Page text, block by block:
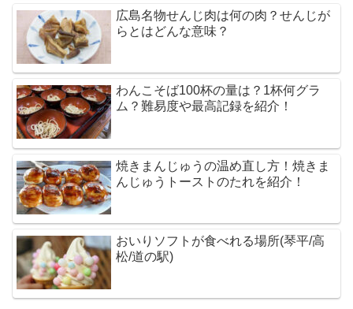
広島名物せんじ肉は何の肉？せんじが
らとはどんな意味？
わんこそば100杯の量は？1杯何グラ
ム？難易度や最高記録を紹介！
焼きまんじゅうの温め直し方！焼きま
んじゅうトーストのたれを紹介！
おいりソフトが食べれる場所(琴平/高
松/道の駅)